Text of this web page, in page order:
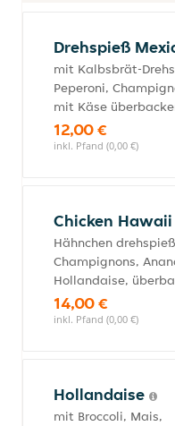
Drehspieß
mit Kalbsbrät-
Peperoni,
mit Käse
12,00 €
inkl. Pfand (0,00 €)
Chicken Hawaii
Hähnchen
Champignons,
Hollandaise,
14,00 €
inkl. Pfand (0,00 €)
Hollandaise
mit Broccoli, Mais,